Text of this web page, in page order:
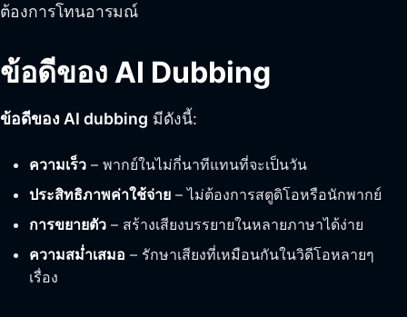
ต้องการโทนอารมณ์
ข้อดีของ AI Dubbing
ข้อดีของ AI dubbing มีดังนี้:
ความเร็ว – พากย์ในไม่กี่นาทีแทนที่จะเป็นวัน
ประสิทธิภาพค่าใช้จ่าย – ไม่ต้องการสตูดิโอหรือนักพากย์
การขยายตัว – สร้างเสียงบรรยายในหลายภาษาได้ง่าย
ความสม่ำเสมอ – รักษาเสียงที่เหมือนกันในวิดีโอหลายๆ
เรื่อง